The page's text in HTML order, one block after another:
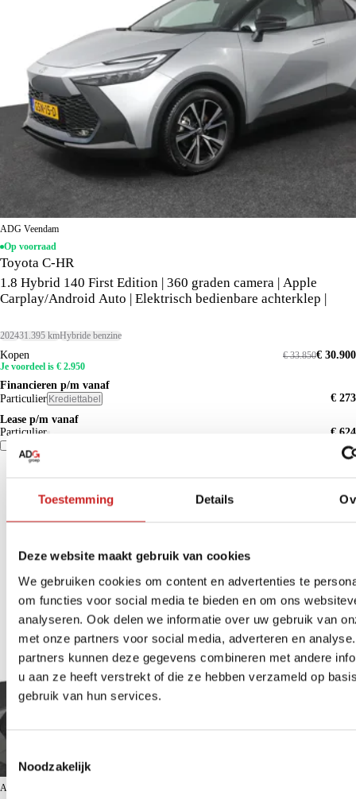
Toestemming Details
Deze website maakt gebruik van cookies
We gebruiken cookies om content en advertenties te
om functies voor social media te bieden en om ons
analyseren. Ook delen we informatie over uw gebruik van
met onze partners voor social media, adverteren en
partners kunnen deze gegevens combineren met andere
u aan ze heeft verstrekt of die ze hebben verzameld op
gebruik van hun services.
Noodzakelijk
ADG Veendam
Op voorraad
Toyota C-HR
1.8 Hybrid 140 First Edition | 360 graden camera | Apple
Carplay/Android Auto | Elektrisch bedienbare achterklep |
202431.395 kmHybride benzine
Kopen € 30.900
€ 33.850
Je voordeel is € 2.950
Financieren p/m vanaf
Particulier Krediettabel
€ 273
Lease p/m vanaf
Particulier
€ 624
Details
ADG Meppel-Zwolle BYD